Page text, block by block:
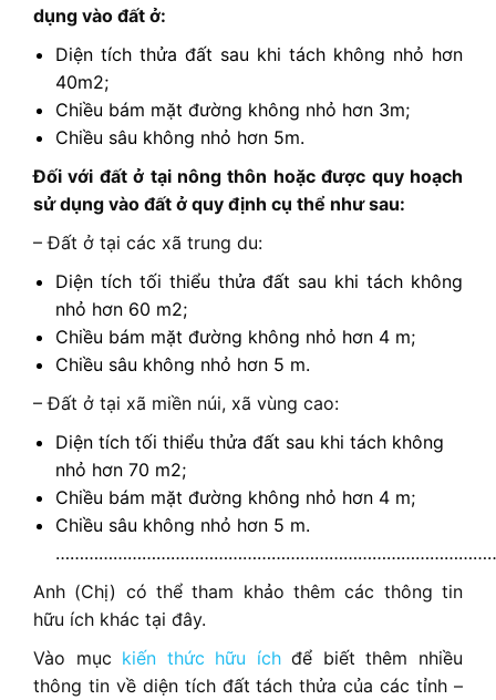
dụng vào đất ở:
Diện tích thửa đất sau khi tách không nhỏ hơn
40m2;
Chiều bám mặt đường không nhỏ hơn 3m;
Chiều sâu không nhỏ hơn 5m.
Đối với đất ở tại nông thôn hoặc được quy hoạch
sử dụng vào đất ở quy định cụ thể như sau:
– Đất ở tại các xã trung du:
Diện tích tối thiểu thửa đất sau khi tách không
nhỏ hơn 60 m2;
Chiều bám mặt đường không nhỏ hơn 4 m;
Chiều sâu không nhỏ hơn 5 m.
– Đất ở tại xã miền núi, xã vùng cao:
Diện tích tối thiểu thửa đất sau khi tách không
nhỏ hơn 70 m2;
Chiều bám mặt đường không nhỏ hơn 4 m;
Chiều sâu không nhỏ hơn 5 m.
Anh (Chị) có thể tham khảo thêm các thông tin
hữu ích khác tại đây.
Vào mục kiến thức hữu íchđể biết thêm nhiều
thông tin về diện tích đất tách thửa của các tỉnh –